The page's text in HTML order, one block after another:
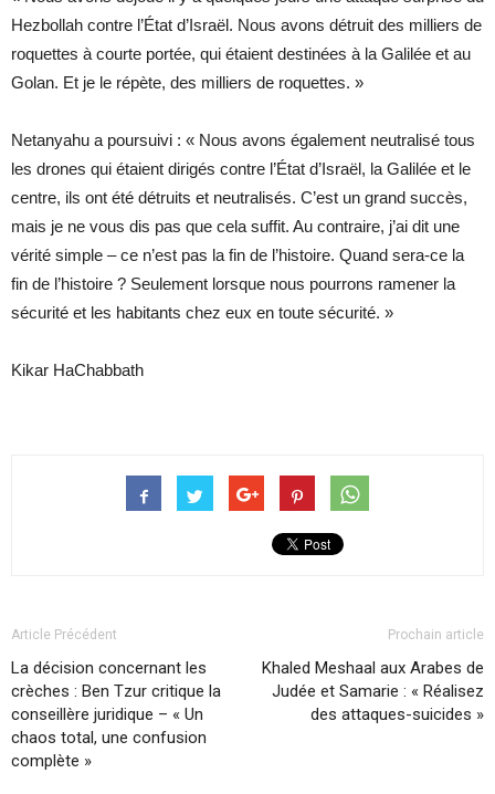
Hezbollah contre l’État d’Israël. Nous avons détruit des milliers de
roquettes à courte portée, qui étaient destinées à la Galilée et au
Golan. Et je le répète, des milliers de roquettes. »
Netanyahu a poursuivi : « Nous avons également neutralisé tous
les drones qui étaient dirigés contre l’État d’Israël, la Galilée et le
centre, ils ont été détruits et neutralisés. C’est un grand succès,
mais je ne vous dis pas que cela suffit. Au contraire, j’ai dit une
vérité simple – ce n’est pas la fin de l’histoire. Quand sera-ce la
fin de l’histoire ? Seulement lorsque nous pourrons ramener la
sécurité et les habitants chez eux en toute sécurité. »
Kikar HaChabbath
Article Précédent
La décision concernant les
crèches : Ben Tzur critique la
conseillère juridique – « Un
chaos total, une confusion
complète »
Prochain article
Khaled Meshaal aux Arabes de
Judée et Samarie : « Réalisez
des attaques-suicides »